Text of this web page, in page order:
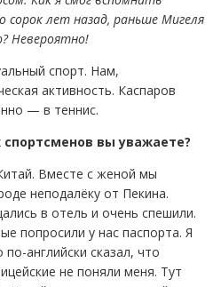
лет назад, раньше Мигеля
Невероятно!
спорт. Нам,
активность. Каспаров
— в теннис.
вы уважаете?
Вместе с женой мы
неподалёку от Пекина.
в отель и очень спешили.
попросили у нас паспорта. Я
английски сказал, что
не поняли меня. Тут